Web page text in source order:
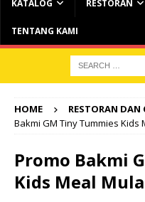
KATALOG RESTORAN
TENTANG KAMI
HOME RESTORAN DAN
Bakmi GM Tiny Tummies Kids
Promo Bakmi
Kids Meal